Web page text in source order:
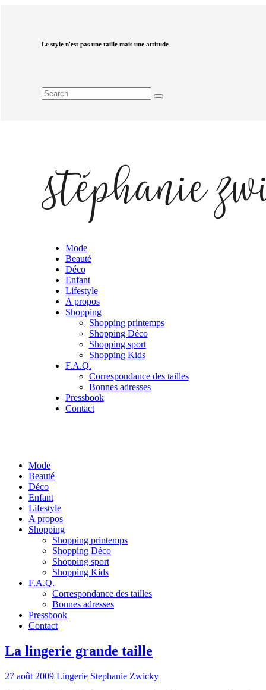
Le style n'est pas une taille mais une attitude
Mode
Beauté
Déco
Enfant
Lifestyle
A propos
Shopping
Shopping printemps
Shopping Déco
Shopping sport
Shopping Kids
F.A.Q.
Correspondance des tailles
Bonnes adresses
Pressbook
Contact
Mode
Beauté
Déco
Enfant
Lifestyle
A propos
Shopping
Shopping printemps
Shopping Déco
Shopping sport
Shopping Kids
F.A.Q.
Correspondance des tailles
Bonnes adresses
Pressbook
Contact
La lingerie grande taille
27 août 2009 Lingerie Stephanie Zwicky